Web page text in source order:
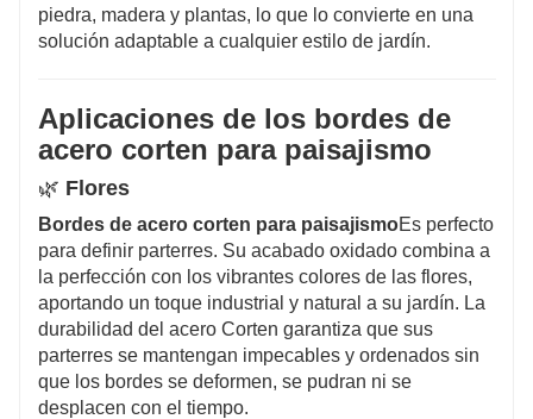
piedra, madera y plantas, lo que lo convierte en una
solución adaptable a cualquier estilo de jardín.
Aplicaciones de los bordes de
acero corten para paisajismo
🌿 Flores
Bordes de acero corten para paisajismoEs perfecto
para definir parterres. Su acabado oxidado combina a
la perfección con los vibrantes colores de las flores,
aportando un toque industrial y natural a su jardín. La
durabilidad del acero Corten garantiza que sus
parterres se mantengan impecables y ordenados sin
que los bordes se deformen, se pudran ni se
desplacen con el tiempo.